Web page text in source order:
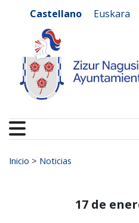
Castellano Euskara
Buscar:
Inicio > Noticias
17 de